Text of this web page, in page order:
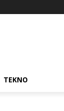
TEKNO